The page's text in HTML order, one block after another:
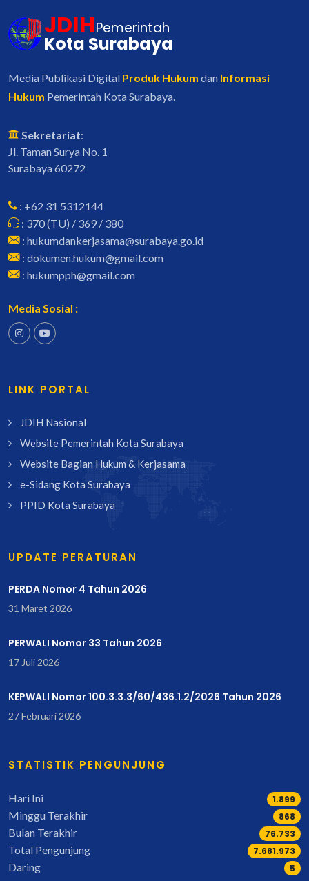
JDIHPemerintah
Kota Surabaya
Media Publikasi Digital Produk Hukum dan Informasi
Hukum Pemerintah Kota Surabaya.
Sekretariat:
Jl. Taman Surya No. 1
Surabaya 60272
: +62 31 5312144
: 370 (TU) / 369 / 380
: hukumdankerjasama@surabaya.go.id
: dokumen.hukum@gmail.com
: hukumpph@gmail.com
Media Sosial :
LINK PORTAL
JDIH Nasional
Website Pemerintah Kota Surabaya
Website Bagian Hukum & Kerjasama
e-Sidang Kota Surabaya
PPID Kota Surabaya
UPDATE PERATURAN
PERDA Nomor 4 Tahun 2026
31 Maret 2026
PERWALI Nomor 33 Tahun 2026
17 Juli 2026
KEPWALI Nomor 100.3.3.3/60/436.1.2/2026 Tahun 2026
27 Februari 2026
STATISTIK PENGUNJUNG
Hari Ini 1.899
Minggu Terakhir 930
Bulan Terakhir 82.864
Total Pengunjung 8.296.523
Daring 5